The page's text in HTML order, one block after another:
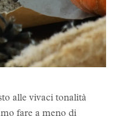
alle vivaci tonalità